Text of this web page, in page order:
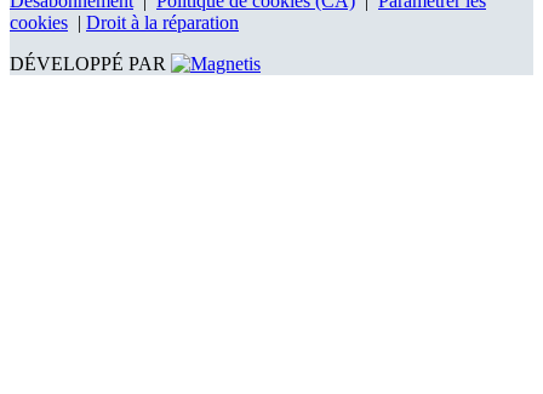
cookies | Droit à la réparation
DÉVELOPPÉ PAR